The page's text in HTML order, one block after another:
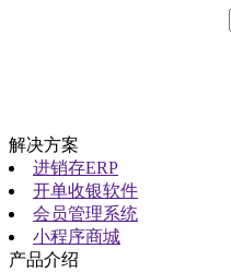
解决方案
进销存ERP
开单收银软件
会员管理系统
小程序商城
产品介绍